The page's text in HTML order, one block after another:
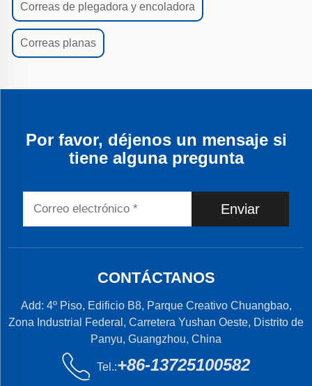
Correas de plegadora y encoladora
Correas planas
Por favor, déjenos un mensaje si
tiene alguna pregunta
Enviar
CONTÁCTANOS
Add: 4º Piso, Edificio B8, Parque Creativo Chuangbao,
Zona Industrial Federal, Carretera Yushan Oeste, Distrito de
Panyu, Guangzhou, China
Tel.:+86-13725100582